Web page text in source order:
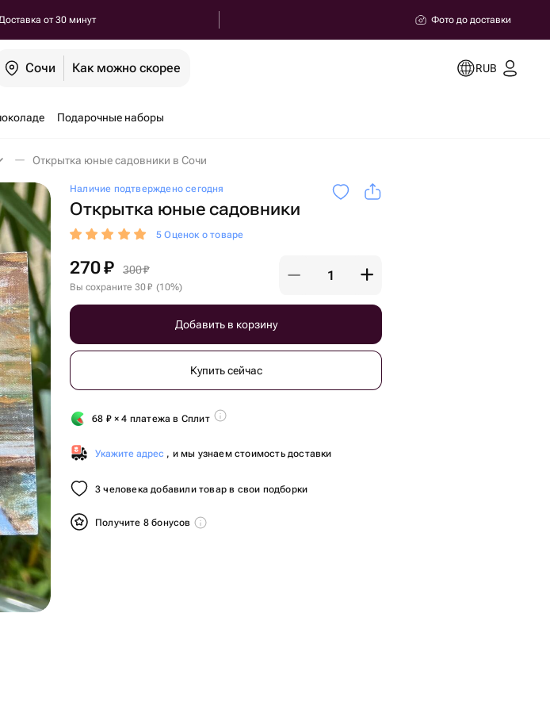
от 30 минут Фото до доставки
Сочи Как можно скорее RUB
Подарочные наборы
Открытка юные садовники в Сочи
Наличие подтверждено сегодня
Открытка юные садовники
5 Оценок о товаре
270₽ 300₽
Вы сохраните 30₽ (10%)
Добавить в корзину
Купить сейчас
68 ₽× 4 платежа в Сплит
Укажите адрес , и мы узнаем стоимость доставки
3 человека добавили товар в свои подборки
Получите 8 бонусов